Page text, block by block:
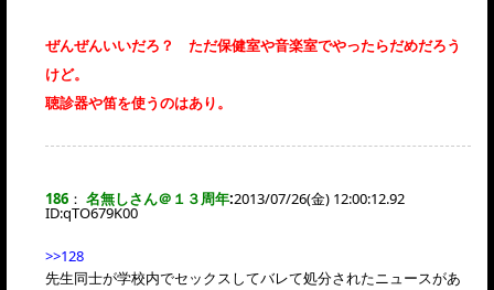
ぜんぜんいいだろ？ ただ保健室や音楽室でやったらだめだろう
けど。
聴診器や笛を使うのはあり。
186 ： 名無しさん＠１３周年:2013/07/26(金) 12:00:12.92
ID:qTO679K00
>>128
先生同士が学校内でセックスしてバレて処分されたニュースがあ